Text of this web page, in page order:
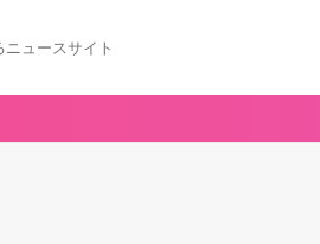
ュースサイト